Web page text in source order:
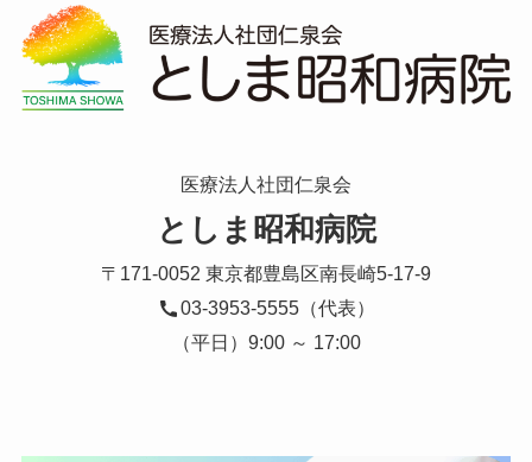
医療法人社団仁泉会
としま昭和病院
〒171-0052 東京都豊島区南長崎5-17-9
03-3953-5555（代表）
（平日）9:00 ～ 17:00